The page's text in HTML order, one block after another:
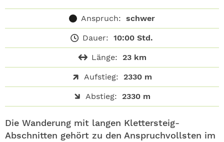
Anspruch: schwer
Dauer: 10:00 Std.
Länge: 23 km
Aufstieg: 2330 m
Abstieg: 2330 m
Die Wanderung mit langen Klettersteig-
Abschnitten gehört zu den Anspruchvollsten im
ALLE THEMEN